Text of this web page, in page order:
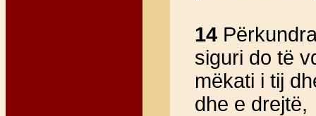
14
siguri do të
mëkati i tij
dhe e drejtë,